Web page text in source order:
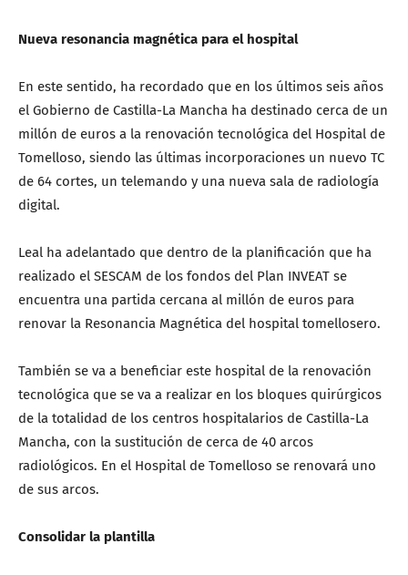
Nueva resonancia magnética para el hospital
En este sentido, ha recordado que en los últimos seis años
el Gobierno de Castilla-La Mancha ha destinado cerca de un
millón de euros a la renovación tecnológica del Hospital de
Tomelloso, siendo las últimas incorporaciones un nuevo TC
de 64 cortes, un telemando y una nueva sala de radiología
digital.
Leal ha adelantado que dentro de la planificación que ha
realizado el SESCAM de los fondos del Plan INVEAT se
encuentra una partida cercana al millón de euros para
renovar la Resonancia Magnética del hospital tomellosero.
También se va a beneficiar este hospital de la renovación
tecnológica que se va a realizar en los bloques quirúrgicos
de la totalidad de los centros hospitalarios de Castilla-La
Mancha, con la sustitución de cerca de 40 arcos
radiológicos. En el Hospital de Tomelloso se renovará uno
de sus arcos.
Consolidar la plantilla